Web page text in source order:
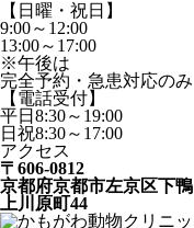
【日曜・祝日】
9:00～12:00
13:00～17:00
※午後は
完全予約・急患対応のみ
【電話受付】
平日8:30～19:00
日祝8:30～17:00
アクセス
〒606-0812
京都府京都市左京区下鴨
上川原町44